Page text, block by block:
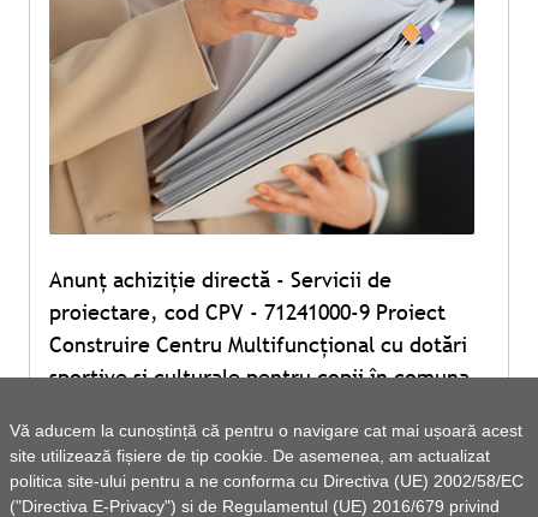
Vă aducem la cunoștință că pentru o navigare cat mai ușoară acest
site utilizează fișiere de tip cookie. De asemenea, am actualizat
politica site-ului pentru a ne conforma cu Directiva (UE) 2002/58/EC
("Directiva E-Privacy") si de Regulamentul (UE) 2016/679 privind
Anunț achiziție directă - Servicii de
proiectare, cod CPV - 71241000-9 Proiect
Construire Centru Multifuncțional cu dotări
sportive și culturale pentru copii în comuna
Vezi lista de documente